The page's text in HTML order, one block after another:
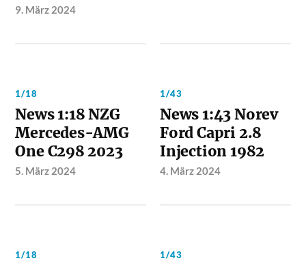
9. März 2024
1/18
News 1:18 NZG
Mercedes-AMG
One C298 2023
5. März 2024
1/43
News 1:43 Norev
Ford Capri 2.8
Injection 1982
4. März 2024
1/18 1/43